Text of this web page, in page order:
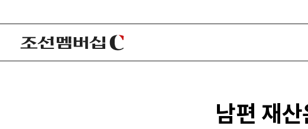
남편 재